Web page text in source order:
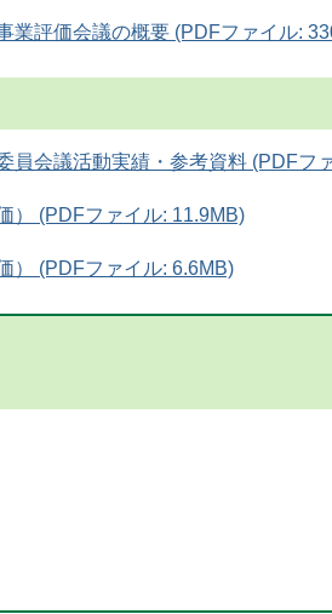
業評価会議の概要 (PDFファイル:
員会議活動実績・参考資料 (PDFフ
） (PDFファイル: 11.9MB)
） (PDFファイル: 6.6MB)